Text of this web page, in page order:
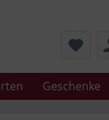
Geschenke